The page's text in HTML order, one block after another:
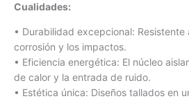
Cualidades:
• Durabilidad excepcional: Resistente
corrosión y los impactos.
• Eficiencia energética: El núcleo
de calor y la entrada de ruido.
• Estética única: Diseños tallados en